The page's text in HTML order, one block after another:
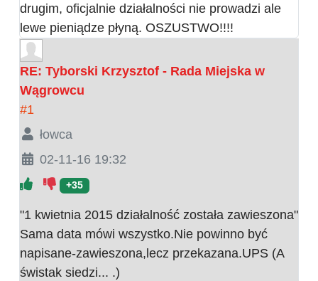
drugim, oficjalnie działalności nie prowadzi ale
lewe pieniądze płyną. OSZUSTWO!!!!
RE: Tyborski Krzysztof - Rada Miejska w
Wągrowcu
#1
łowca
02-11-16 19:32
+35
"1 kwietnia 2015 działalność została zawieszona"
Sama data mówi wszystko.Nie powinno być
napisane-zawieszona,lecz przekazana.UPS (A
świstak siedzi... .)